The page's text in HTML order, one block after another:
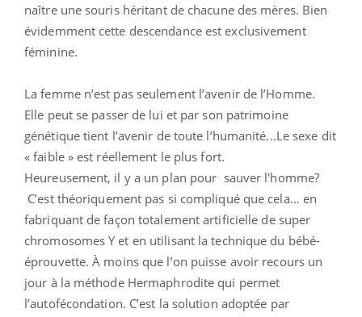
naître une souris héritant de chacune des mères. Bien
évidemment cette descendance est exclusivement
féminine.
La femme n’est pas seulement l’avenir de l’Homme.
Elle peut se passer de lui et par son patrimoine
génétique tient l’avenir de toute l’humanité...Le sexe dit
« faible » est réellement le plus fort.
Heureusement, il y a un plan pour sauver l'homme?
C’est théoriquement pas si compliqué que cela… en
fabriquant de façon totalement artificielle de super
chromosomes Y et en utilisant la technique du bébé-
éprouvette. À moins que l’on puisse avoir recours un
jour à la méthode Hermaphrodite qui permet
l’autofécondation. C’est la solution adoptée par